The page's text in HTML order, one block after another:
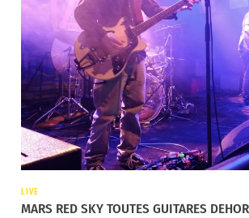
LIVE
MARS RED SKY TOUTES GUITARES